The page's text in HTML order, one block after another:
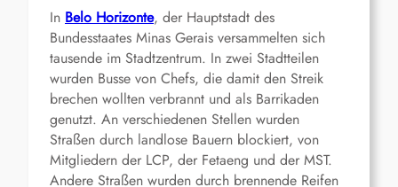
In Belo Horizonte, der Hauptstadt des
Bundesstaates Minas Gerais versammelten sich
tausende im Stadtzentrum. In zwei Stadtteilen
wurden Busse von Chefs, die damit den Streik
brechen wollten verbrannt und als Barrikaden
genutzt. An verschiedenen Stellen wurden
Straßen durch landlose Bauern blockiert, von
Mitgliedern der LCP, der Fetaeng und der MST.
Andere Straßen wurden durch brennende Reifen